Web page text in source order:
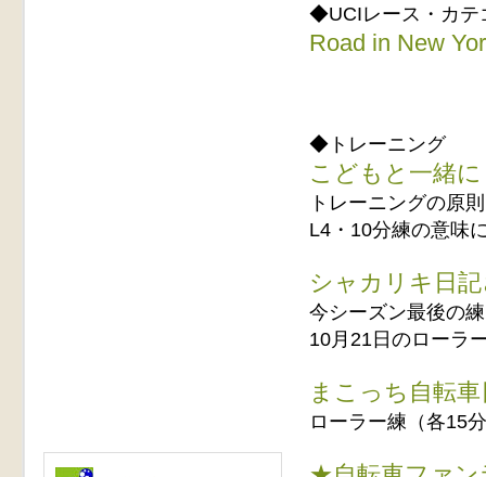
◆UCIレース・カ
Road in New
◆トレーニング
こどもと一緒
トレーニングの原
L4・10分練の意味
シャカリキ日
今シーズン最後の
10月21日のローラ
まこっち自転
ローラー練（各15